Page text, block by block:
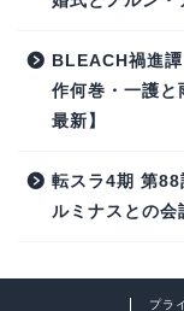
BLEACH禍進
作何巻・一護
最新】
転スラ4期 第88
ルミナスとの会
プラ